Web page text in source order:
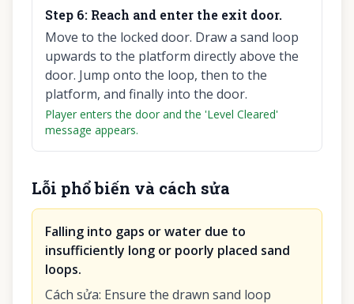
Step 6: Reach and enter the exit door.
Move to the locked door. Draw a sand loop
upwards to the platform directly above the
door. Jump onto the loop, then to the
platform, and finally into the door.
Player enters the door and the 'Level Cleared'
message appears.
Lỗi phổ biến và cách sửa
Falling into gaps or water due to
insufficiently long or poorly placed sand
loops.
Cách sửa: Ensure the drawn sand loop